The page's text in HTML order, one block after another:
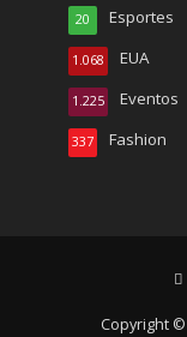
Esportes
20
EUA
1.068
Eventos
1.225
Fashion
337
Copyright